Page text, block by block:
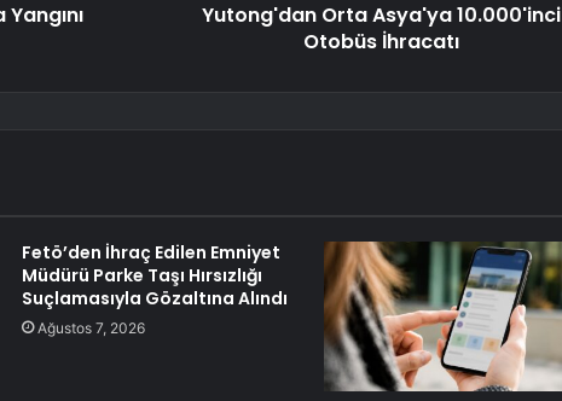
Yutong'dan Orta Asya'ya 10.000'inci
Otobüs İhracatı
Fetö’den İhraç Edilen Emniyet
Müdürü Parke Taşı Hırsızlığı
Suçlamasıyla Gözaltına Alındı
Ağustos 7, 2026